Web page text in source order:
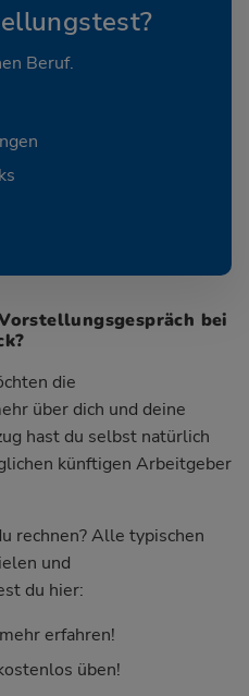
Beruf.
bei
die
über dich und deine
hast du selbst natürlich
künftigen Arbeitgeber
rechnen? Alle typischen
und
du hier:
erfahren!
üben!